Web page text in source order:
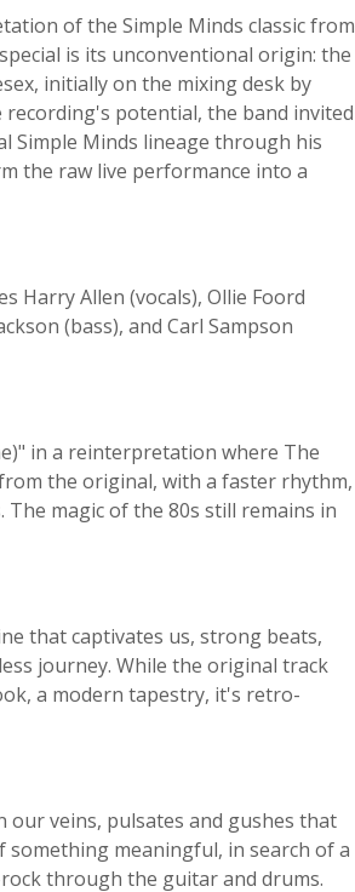
of the Simple Minds classic from
is its unconventional origin: the
initially on the mixing desk by
recording's potential, the band invited
Simple Minds lineage through his
the raw live performance into a
Harry Allen (vocals), Ollie Foord
(bass), and Carl Sampson
in a reinterpretation where The
the original, with a faster rhythm,
magic of the 80s still remains in
that captivates us, strong beats,
journey. While the original track
a modern tapestry, it's retro-
our veins, pulsates and gushes that
meaningful, in search of a
through the guitar and drums.